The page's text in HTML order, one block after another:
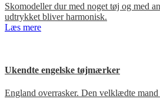
Skomodeller dur med noget tøj og med
udtrykket bliver harmonisk.
Læs mere
Ukendte engelske tøjmærker
England overrasker. Den velklædte